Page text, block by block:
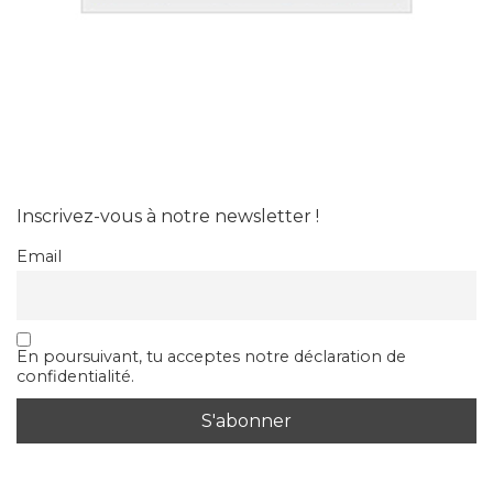
Inscrivez-vous à notre newsletter !
Email
En poursuivant, tu acceptes notre déclaration de
confidentialité.